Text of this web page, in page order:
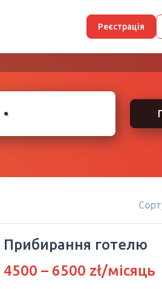
Реєстрація
×
Прибирання готелю
4500 – 6500 zł/місяць